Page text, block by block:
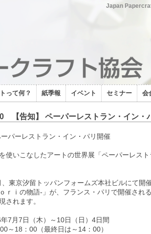
Japan
って何？ 紙季報 イベント セミナー 会
【告知】 ペーパーレストラン・イン・
ーパーレストラン・イン・パリ開催
使いこなしたアートの世界展「ペーパーレス
東京汐留トッパンフォームズ本社ビルにて開
ｒｉの物語-」が、フランス・パリで開催さ
されます。
7月7日（木）～10日（日）4日間
～18：00（最終日は～14：00）